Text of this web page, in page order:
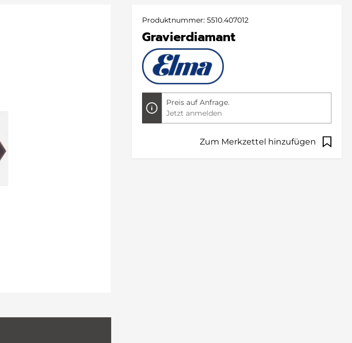
Produktnummer: 5510.407012
Gravierdiamant
Preis auf Anfrage.
Jetzt anmelden
Zum Merkzettel hinzufügen